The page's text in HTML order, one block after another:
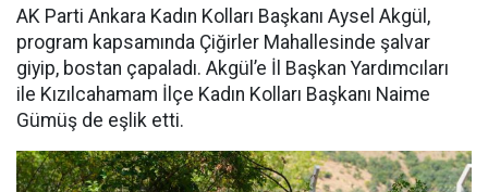
AK Parti Ankara Kadın Kolları Başkanı Aysel Akgül,
program kapsamında Çiğirler Mahallesinde şalvar
giyip, bostan çapaladı. Akgül’e İl Başkan Yardımcıları
ile Kızılcahamam İlçe Kadın Kolları Başkanı Naime
Gümüş de eşlik etti.